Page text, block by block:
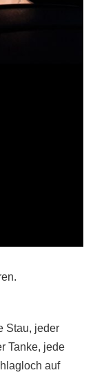
Stau, jeder
Tanke, jede
auf